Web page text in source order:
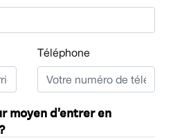
Téléphone
moyen d'entrer en